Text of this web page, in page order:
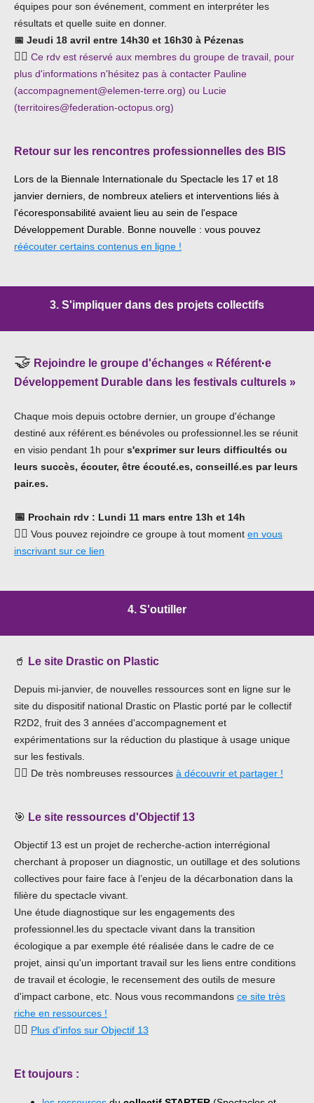
équipes pour son événement, comment en interpréter les
résultats et quelle suite en donner.
📅 Jeudi 18 avril entre 14h30 et 16h30 à Pézenas
👉🏾 Ce rdv est réservé aux membres du groupe de travail, pour
plus d'informations n'hésitez pas à contacter Pauline
(accompagnement@elemen-terre.org) ou Lucie
(territoires@federation-octopus.org)
Retour sur les rencontres professionnelles des BIS
Lors de la Biennale Internationale du Spectacle les 17 et 18
janvier derniers, de nombreux ateliers et interventions liés à
l'écoresponsabilité avaient lieu au sein de l'espace
Développement Durable. Bonne nouvelle : vous pouvez
réécouter certains contenus en ligne !
3. S'impliquer dans des projets collectifs
🤝 Rejoindre le groupe d'échanges « Référent·e
Développement Durable dans les festivals culturels »
Chaque mois depuis octobre dernier, un groupe d'échange
destiné aux référent.es bénévoles ou professionnel.les se réunit
en visio pendant 1h pour s'exprimer sur leurs difficultés ou
leurs succès, écouter, être écouté.es, conseillé.es par leurs
pair.es.
📅 Prochain rdv : Lundi 11 mars entre 13h et 14h
👉🏾 Vous pouvez rejoindre ce groupe à tout moment en vous
inscrivant sur ce lien
4. S'outiller
🥤 Le site Drastic on Plastic
Depuis mi-janvier, de nouvelles ressources sont en ligne sur le
site du dispositif national Drastic on Plastic porté par le collectif
R2D2, fruit des 3 années d'accompagnement et
expérimentations sur la réduction du plastique à usage unique
sur les festivals.
👉🏾 De très nombreuses ressources à découvrir et partager !
🎯 Le site ressources d'Objectif 13
Objectif 13 est un projet de recherche-action interrégional
cherchant à proposer un diagnostic, un outillage et des solutions
collectives pour faire face à l’enjeu de la décarbonation dans la
filière du spectacle vivant.
Une étude diagnostique sur les engagements des
professionnel.les du spectacle vivant dans la transition
écologique a par exemple été réalisée dans le cadre de ce
projet, ainsi qu'un important travail sur les liens entre conditions
de travail et écologie, le recensement des outils de mesure
d'impact carbone, etc. Nous vous recommandons ce site très
riche en ressources !
👉🏾 Plus d'infos sur Objectif 13
Et toujours :